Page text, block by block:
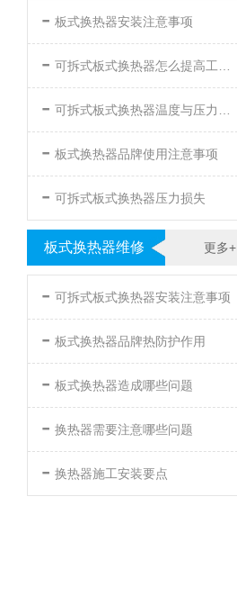
- 板式换热器安装注意事项
- 可拆式板式换热器怎么提高工作效率
- 可拆式板式换热器温度与压力的要求
- 板式换热器品牌使用注意事项
- 可拆式板式换热器压力损失
更多+
板式换热器维修
- 可拆式板式换热器安装注意事项
- 板式换热器品牌热防护作用
- 板式换热器造成哪些问题
- 换热器需要注意哪些问题
- 换热器施工安装要点